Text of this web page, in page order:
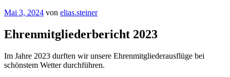
Veröffentlicht
Mai 3, 2024 von elias.steiner
Ehrenmitgliederbericht 2023
Im Jahre 2023 durften wir unsere Ehrenmitgliederausflüge bei
schönstem Wetter durchführen.